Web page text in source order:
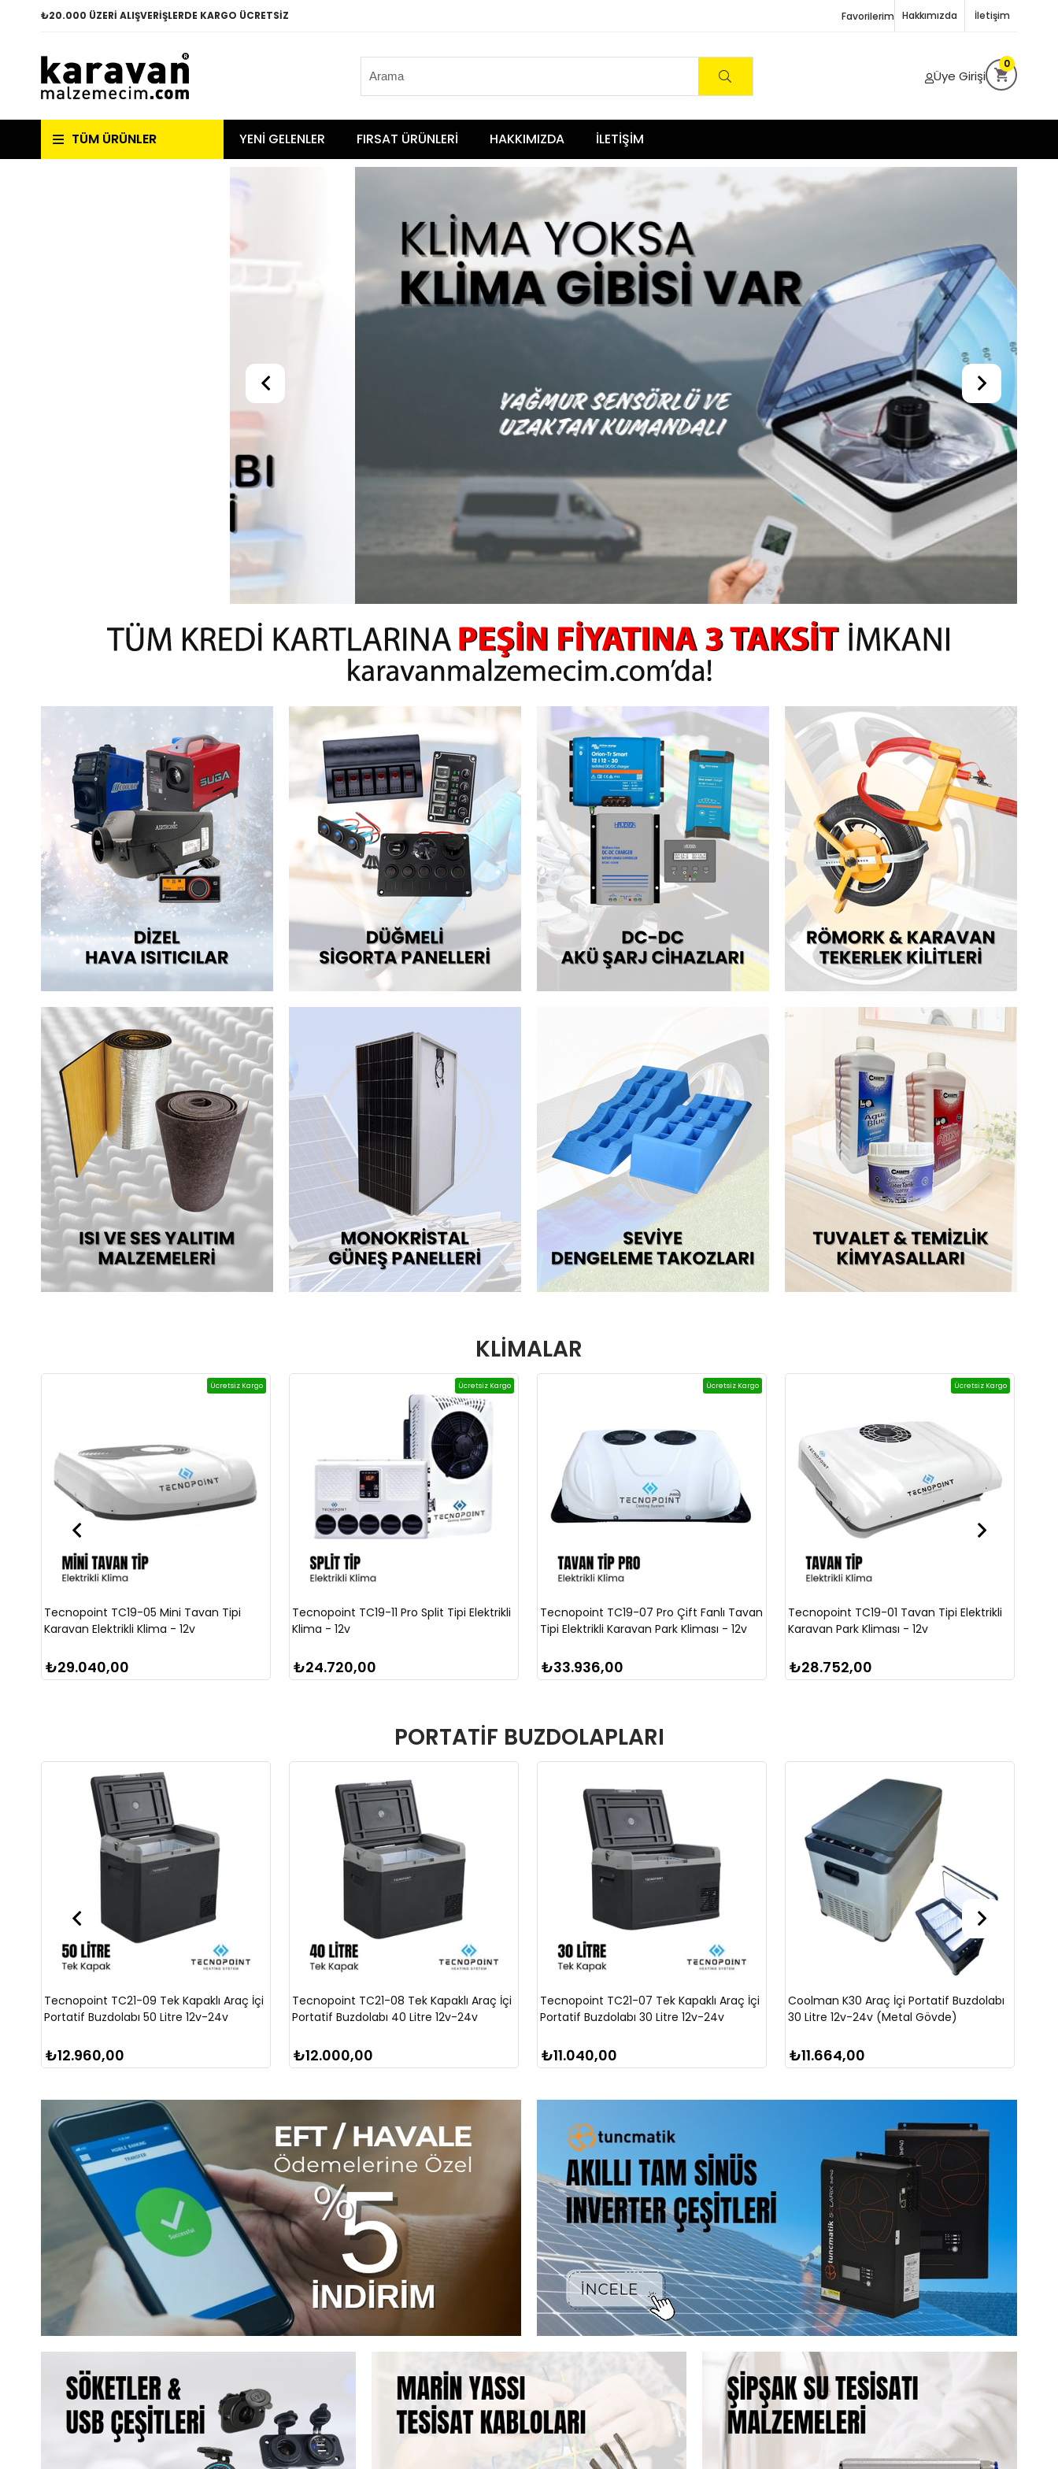
₺20.000 ÜZERİ ALIŞVERİŞLERDE KARGO ÜCRETSİZ Favorilerim Hakkımızda İletişim
Üye Girişi
0
TÜM ÜRÜNLER YENİ GELENLER FIRSAT ÜRÜNLERİ HAKKIMIZDA İLETİŞİM
KLİMALAR
Tecnopoint TC19-05 Mini Tavan Tipi
Karavan Elektrikli Klima - 12v
₺29.040,00
Ücretsiz Kargo
Tecnopoint TC19-11 Pro Split Tipi Elektrikli
Klima - 12v
₺24.720,00
Ücretsiz Kargo
Tecnopoint TC19-07 Pro Çift Fanlı Tavan
Tipi Elektrikli Karavan Park Kliması - 12v
₺33.936,00
Ücretsiz Kargo
Tecnopoint TC19-01 Tavan Tipi Elektrikli
Karavan Park Kliması - 12v
₺28.752,00
Ücretsiz Kargo
PORTATİF BUZDOLAPLARI
Tecnopoint TC21-09 Tek Kapaklı Araç İçi
Portatif Buzdolabı 50 Litre 12v-24v
₺12.960,00
Tecnopoint TC21-08 Tek Kapaklı Araç İçi
Portatif Buzdolabı 40 Litre 12v-24v
₺12.000,00
Tecnopoint TC21-07 Tek Kapaklı Araç İçi
Portatif Buzdolabı 30 Litre 12v-24v
₺11.040,00
Coolman K30 Araç İçi Portatif Buzdolabı
30 Litre 12v-24v (Metal Gövde)
₺11.664,00